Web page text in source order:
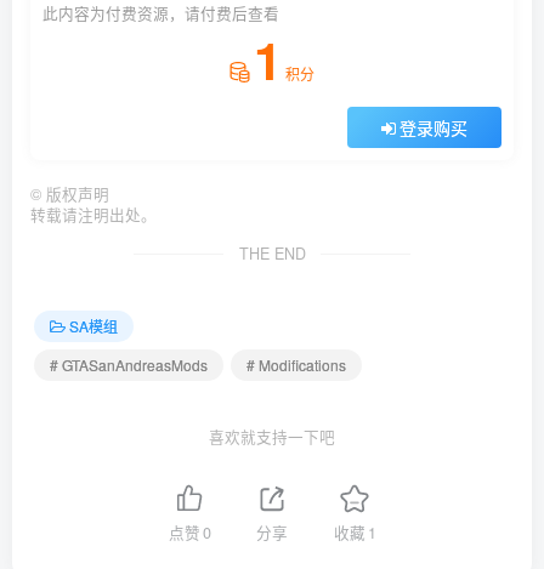
此内容为付费资源，请付费后查看
1 积分
登录购买
© 版权声明
转载请注明出处。
THE END
SA模组
# GTASanAndreasMods
# Modifications
喜欢就支持一下吧
点赞0 分享 收藏 1